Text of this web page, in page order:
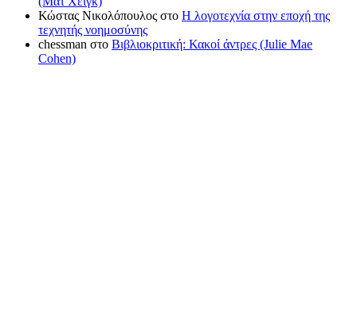
Κώστας Νικολόπουλος στο Η λογοτεχνία στην εποχή της
τεχνητής νοημοσύνης
chessman στο Βιβλιοκριτική: Κακοί άντρες (Julie Mae
Cohen)